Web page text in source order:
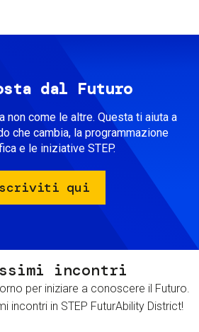
dal Futuro
non come le altre. Questa ti aiuta a
che cambia, la programmazione
e le iniziative STEP.
qui
incontri
per iniziare a conoscere il Futuro.
incontri in STEP FuturAbility District!